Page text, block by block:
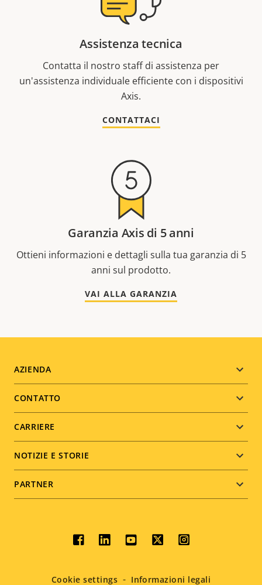
Assistenza tecnica
Contatta il nostro staff di assistenza per
un'assistenza individuale efficiente con i dispositivi
Axis.
CONTATTACI
Garanzia Axis di 5 anni
Ottieni informazioni e dettagli sulla tua garanzia di 5
anni sul prodotto.
VAI ALLA GARANZIA
Footer
menu
AZIENDA
CONTATTO
CARRIERE
NOTIZIE E STORIE
PARTNER
Social
menu
Cookie settings Informazioni legali